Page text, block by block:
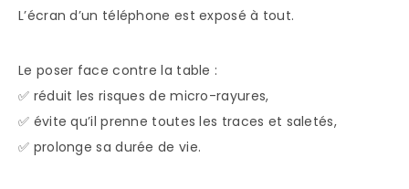
L’écran d’un téléphone est exposé à tout.
Le poser face contre la table :
✅ réduit les risques de micro-rayures,
✅ évite qu’il prenne toutes les traces et saletés,
✅ prolonge sa durée de vie.